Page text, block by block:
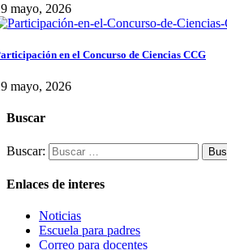
mayo, 2026
en el Concurso de Ciencias CCG
mayo, 2026
Buscar
Buscar:
Enlaces de interes
Noticias
Escuela para padres
Correo para docentes